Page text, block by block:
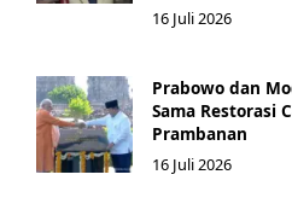
16 Juli 2026
Prabowo dan
Sama Restorasi
Prambanan
16 Juli 2026